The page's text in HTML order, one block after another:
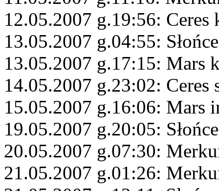
12.05.2007 g.19:56:
13.05.2007 g.04:55:
13.05.2007 g.17:15: Mars
14.05.2007 g.23:02: Ceres
15.05.2007 g.16:06: Mars
19.05.2007 g.20:05:
20.05.2007 g.07:30:
21.05.2007 g.01:26: